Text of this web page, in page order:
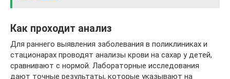
Как проходит анализ
Для раннего выявления заболевания в поликлиниках и
стационарах проводят анализы крови на сахар у детей,
сравнивают с нормой. Лабораторные исследования
дают точные результаты, которые указывают на